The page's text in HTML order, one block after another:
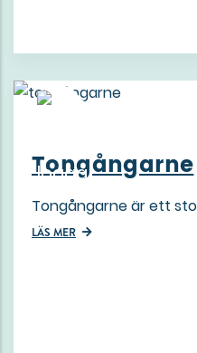
Tongångarne
Tongångarne är ett
LÄS MER